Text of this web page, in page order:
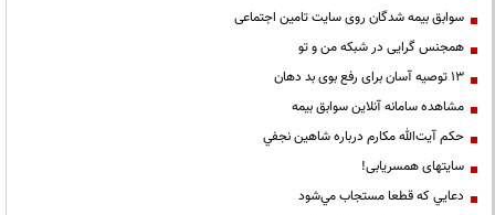
سوابق بیمه شدگان روی سایت تامین اجتماعی
همجنس گرایی در شبکه من و تو
13 توصیه آسان برای رفع بوی بد دهان
مشاهده سامانه آنلاين سوابق بیمه
حكم آيت‌الله مكارم درباره شاهين نجفي
سایتهای همسریابی!
دعايي كه قطعا مستجاب مي‌شود